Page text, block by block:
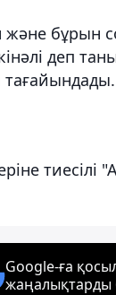
бұрын
деп
тиесілі
Google-ға
жаңалықтарды